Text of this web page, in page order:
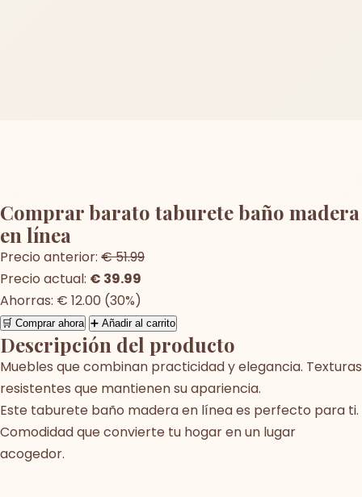
Comprar barato taburete baño madera
en línea
Precio anterior: € 51.99
Precio actual: € 39.99
Ahorras: € 12.00 (30%)
🛒 Comprar ahora ➕ Añadir al carrito
Descripción del producto
Muebles que combinan practicidad y elegancia. Texturas
resistentes que mantienen su apariencia.
Este taburete baño madera en línea es perfecto para ti.
Comodidad que convierte tu hogar en un lugar
acogedor.